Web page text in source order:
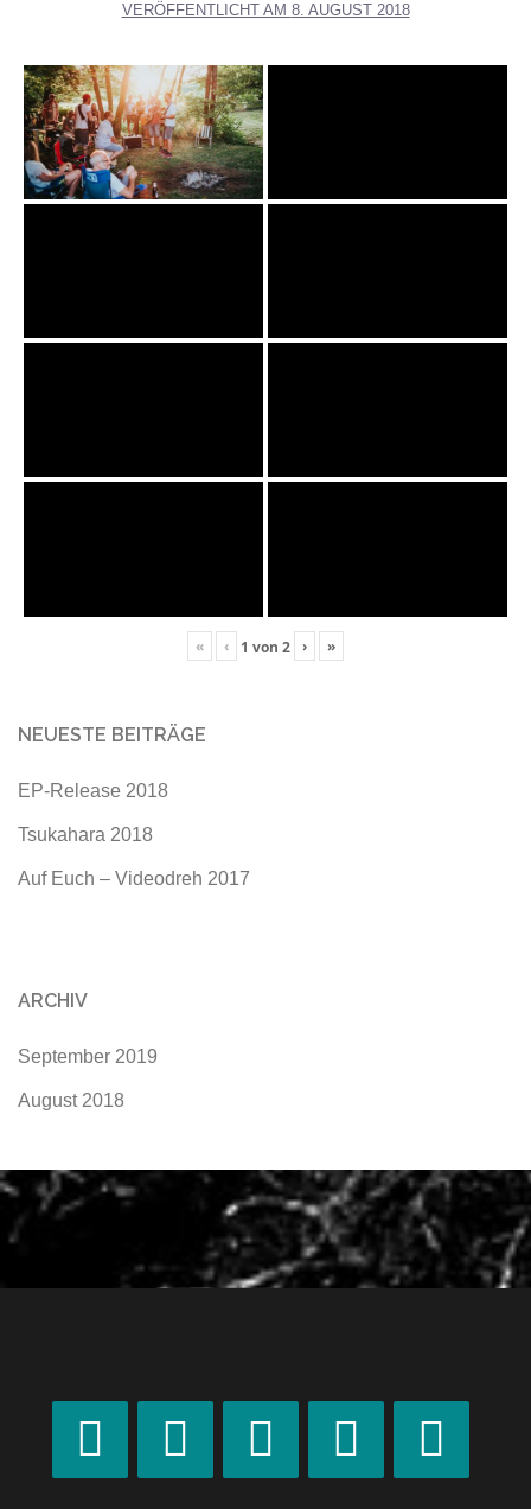
VERÖFFENTLICHT AM 8. AUGUST 2018
« ‹ 1 von 2 › »
NEUESTE BEITRÄGE
EP-Release 2018
Tsukahara 2018
Auf Euch – Videodreh 2017
ARCHIV
September 2019
August 2018